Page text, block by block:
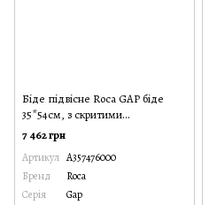
Біде підвісне Roca GAP бiде
35*54см, з скритими
крiпленнями
7 462 грн
Артикул A357476000
Бренд
Roca
Серія
Gap